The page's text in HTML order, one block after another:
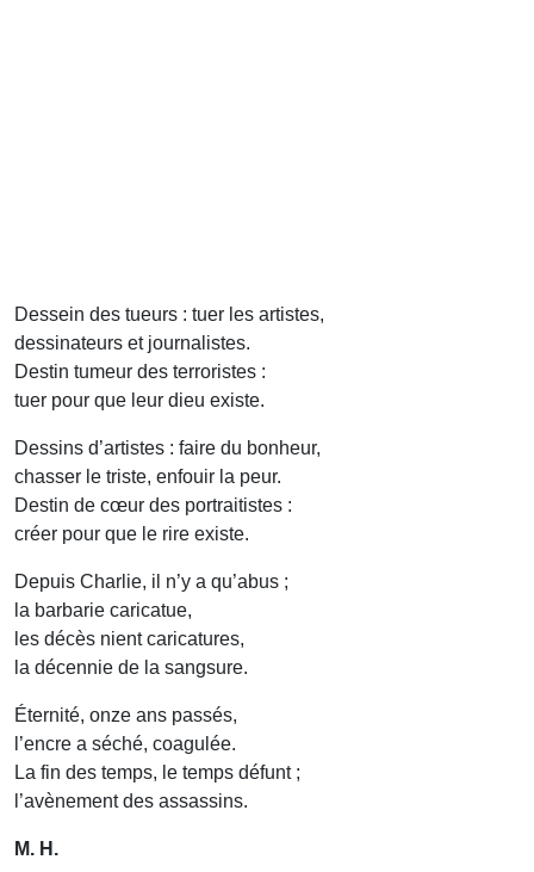
Dessein des tueurs : tuer les artistes,
dessinateurs et journalistes.
Destin tumeur des terroristes :
tuer pour que leur dieu existe.
Dessins d’artistes : faire du bonheur,
chasser le triste, enfouir la peur.
Destin de cœur des portraitistes :
créer pour que le rire existe.
Depuis Charlie, il n’y a qu’abus ;
la barbarie caricatue,
les décès nient caricatures,
la décennie de la sangsure.
Éternité, onze ans passés,
l’encre a séché, coagulée.
La fin des temps, le temps défunt ;
l’avènement des assassins.
M. H.